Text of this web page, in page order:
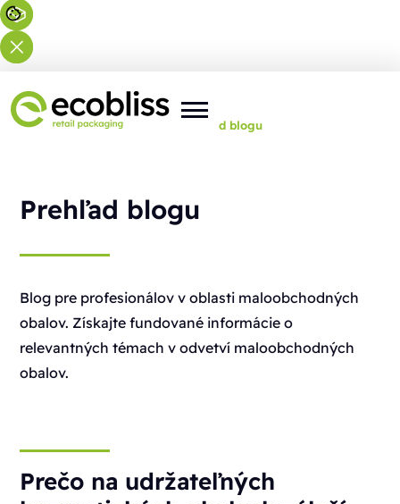
Nachádzate sa tu: Domov Prehľad blogu
Prehľad blogu
Blog pre profesionálov v oblasti maloobchodných
obalov. Získajte fundované informácie o
relevantných témach v odvetví maloobchodných
obalov.
Prečo na udržateľných